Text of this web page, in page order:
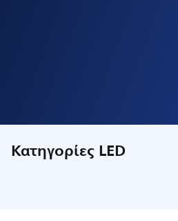
Κατηγορίες LED